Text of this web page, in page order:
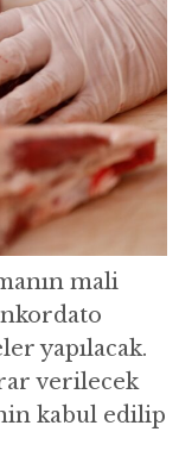
mali
yapılacak.
verilecek
kabul edilip